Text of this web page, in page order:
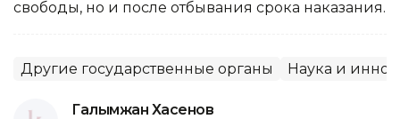
свободы, но и после отбывания срока наказания.
Другие государственные органы Наука и
Галымжан Хасенов